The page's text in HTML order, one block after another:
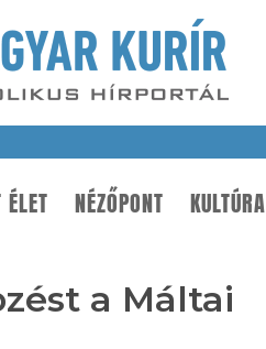
NÉZŐPONT KULTÚRA
a Máltai